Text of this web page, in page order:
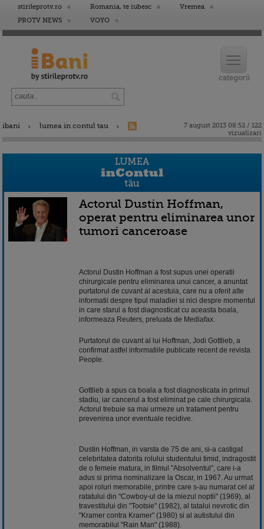
stirileprotv.ro Romania, te iubesc
Vremea
PROTV NEWS
VOYO
ibani lumea in contul tau
7 august 2013 08:52 / 122
vizualizari
Actorul Dustin Hoffman,
operat pentru eliminarea unor
tumori canceroase
Actorul Dustin Hoffman a fost supus unei operatii
chirurgicale pentru eliminarea unui cancer, a anuntat
purtatorul de cuvant al acestuia, care nu a oferit alte
informatii despre tipul maladiei si nici despre momentul
in care starul a fost diagnosticat cu aceasta boala,
informeaza Reuters, preluata de Mediafax.
Purtatorul de cuvant al lui Hoffman, Jodi Gottlieb, a
confirmat astfel informatiile publicate recent de revista
People.
Gottlieb a spus ca boala a fost diagnosticata in primul
stadiu, iar cancerul a fost eliminat pe cale chirurgicala.
Actorul trebuie sa mai urmeze un tratament pentru
prevenirea unor eventuale recidive.
Dustin Hoffman, in varsta de 75 de ani, si-a castigat
celebritatea datorita rolului studentului timid, indragostit
de o femeie matura, in filmul "Absolventul", care i-a
adus si prima nominalizare la Oscar, in 1967. Au urmat
apoi roluri memorabile, printre care s-au numarat cel al
ratatului din "Cowboy-ul de la miezul noptii" (1969), al
travestitului din "Tootsie" (1982), al tatalui nevrotic din
"Kramer contra Kramer" (1980) si al autistului din
memorabilul "Rain Man" (1988).